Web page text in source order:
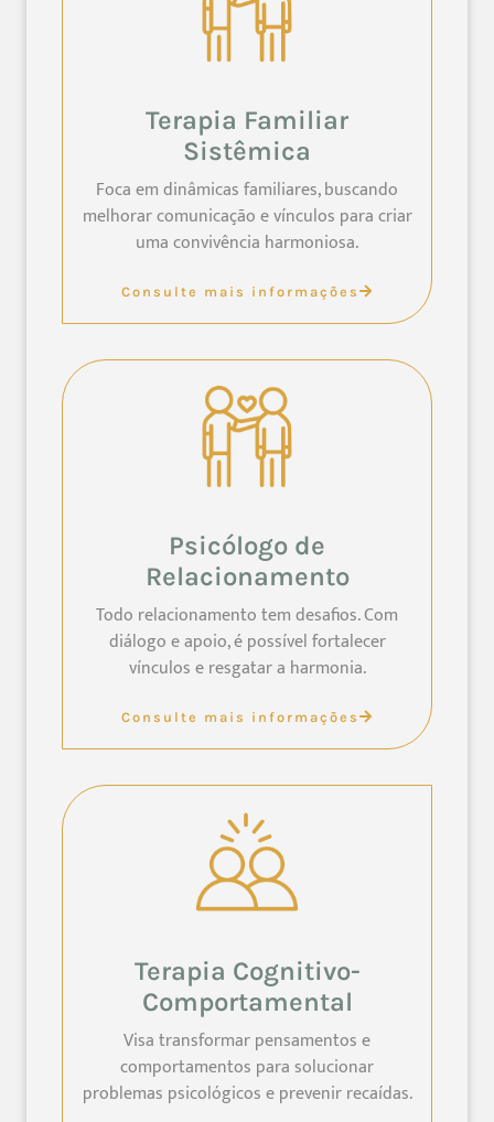
Terapia Familiar
Sistêmica
Foca em dinâmicas familiares, buscando
melhorar comunicação e vínculos para criar
uma convivência harmoniosa.
Consulte mais informações
Psicólogo de
Relacionamento
Todo relacionamento tem desafios. Com
diálogo e apoio, é possível fortalecer
vínculos e resgatar a harmonia.
Consulte mais informações
Terapia Cognitivo-
Comportamental
Visa transformar pensamentos e
comportamentos para solucionar
problemas psicológicos e prevenir recaídas.